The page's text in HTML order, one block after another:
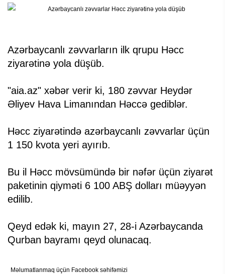
Azərbaycanlı zəvvarların ilk qrupu Həcc
ziyarətinə yola düşüb.
"aia.az" xəbər verir ki, 180 zəvvar Heydər
Əliyev Hava Limanından Həccə gediblər.
Həcc ziyarətində azərbaycanlı zəvvarlar üçün
1 150 kvota yeri ayırıb.
Bu il Həcc mövsümündə bir nəfər üçün ziyarət
paketinin qiyməti 6 100 ABŞ dolları müəyyən
edilib.
Qeyd edək ki, mayın 27, 28-i Azərbaycanda
Qurban bayramı qeyd olunacaq.
Məlumatlanmaq üçün Facebook səhifəmizi